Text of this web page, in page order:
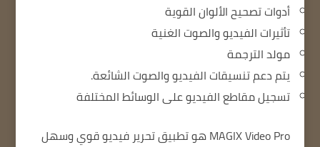
أدوات تصحيح الألوان القوية
تأثيرات الفيديو والصوت الغنية
مولد الترجمة
يتم دعم تنسيقات الفيديو والصوت الشائعة.
تسجيل مقاطع الفيديو على الوسائط المختلفة
MAGIX Video Pro هو تطبيق تحرير فيديو قوي وسهل